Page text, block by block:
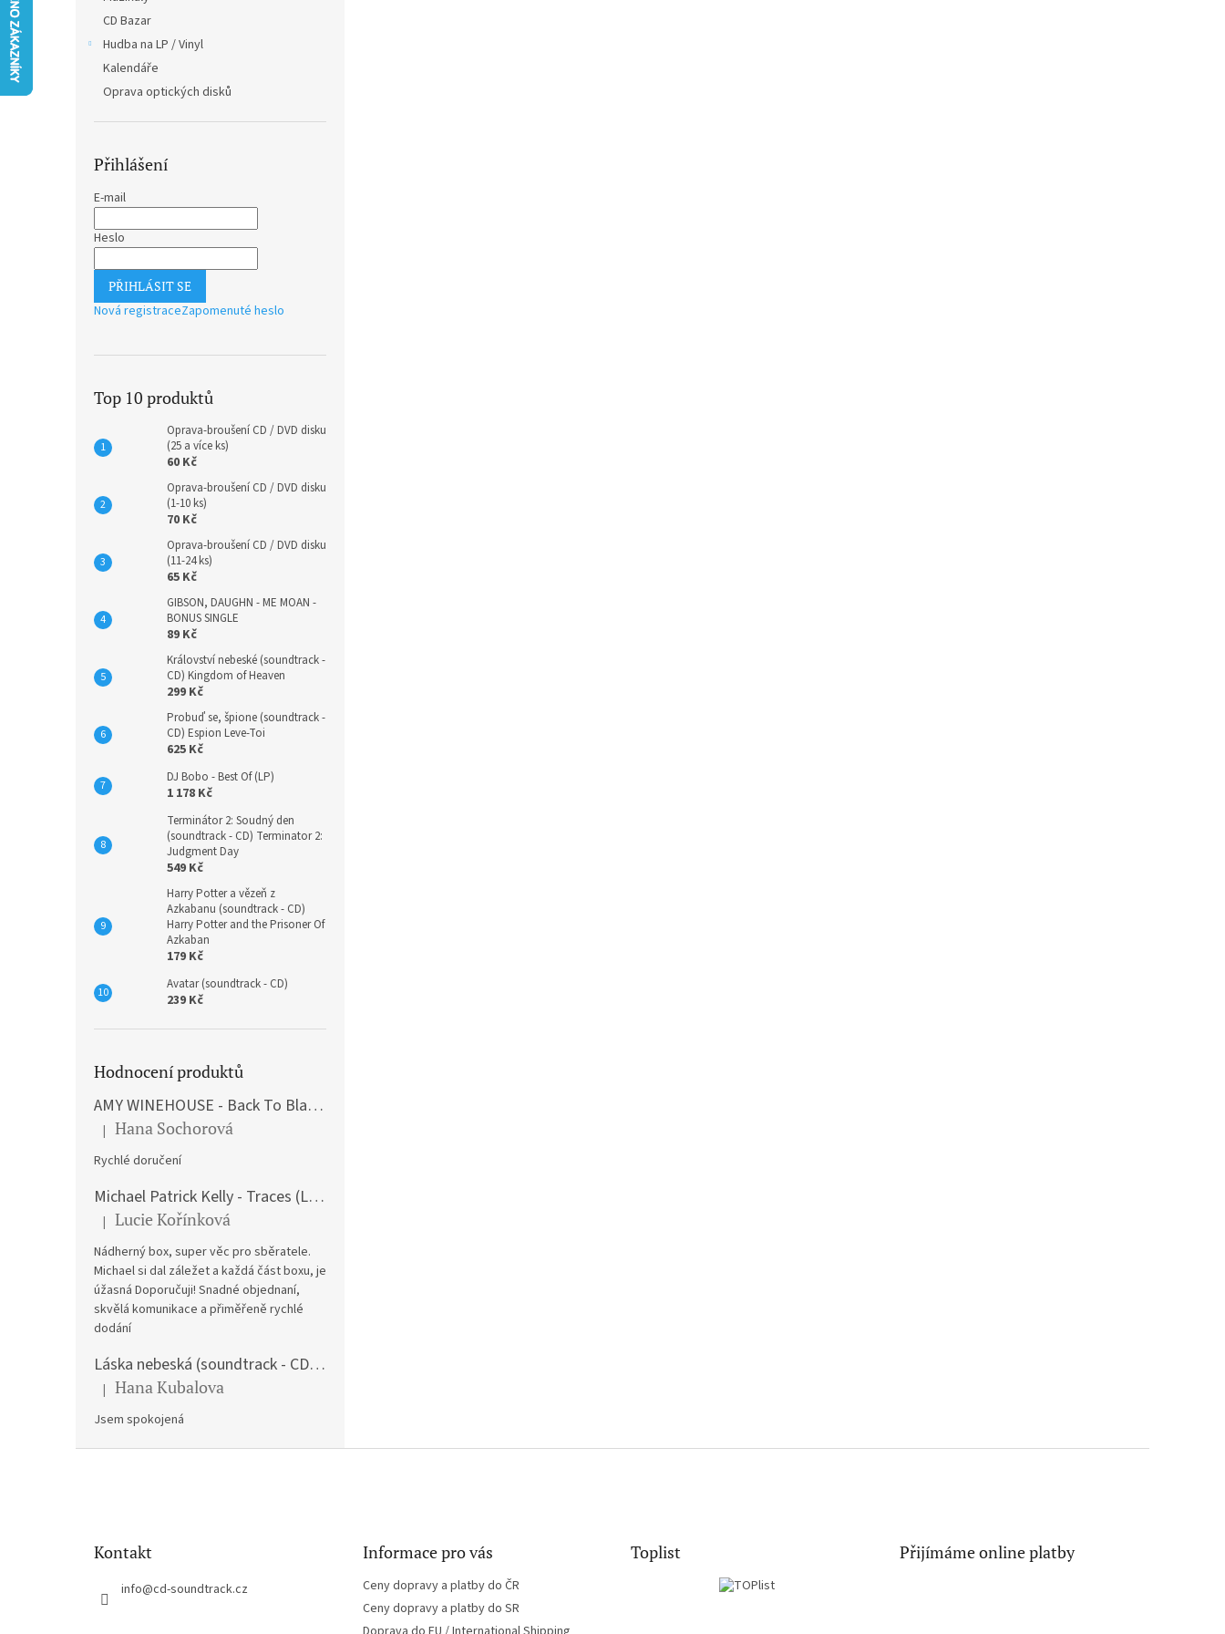
CD Bazar
Hudba na LP / Vinyl
Kalendáře
Oprava optických disků
Přihlášení
E-mail
Heslo
PŘIHLÁSIT SE
Nová registraceZapomenuté heslo
Top 10 produktů
Oprava-broušení CD / DVD disku
(25 a více ks)
60 Kč
Oprava-broušení CD / DVD disku
(1-10 ks)
70 Kč
Oprava-broušení CD / DVD disku
(11-24 ks)
65 Kč
GIBSON, DAUGHN - ME MOAN -
BONUS SINGLE
89 Kč
Království nebeské (soundtrack -
CD) Kingdom of Heaven
299 Kč
Probuď se, špione (soundtrack -
CD) Espion Leve-Toi
625 Kč
DJ Bobo - Best Of (LP)
1 178 Kč
Terminátor 2: Soudný den
(soundtrack - CD) Terminator 2:
Judgment Day
549 Kč
Harry Potter a vězeň z
Azkabanu (soundtrack - CD)
Harry Potter and the Prisoner Of
Azkaban
179 Kč
Avatar (soundtrack - CD)
239 Kč
Hodnocení produktů
AMY WINEHOUSE - Back To Black (LP)
Hodnocení produktu je 5 z 5 hvězdiček.
| Hana Sochorová
Rychlé doručení
Michael Patrick Kelly - Traces (Limited Edition) (Premium Box-Set) (LP)
Hodnocení produktu je 5 z 5 hvězdiček.
| Lucie Kořínková
Nádherný box, super věc pro sběratele.
Michael si dal záležet a každá část boxu, je
úžasná Doporučuji! Snadné objednaní,
skvělá komunikace a přiměřeně rychlé
dodání
Láska nebeská (soundtrack - CD) Love Actually
Hodnocení produktu je 5 z 5 hvězdiček.
| Hana Kubalova
Jsem spokojená
Kontakt
info@cd-soundtrack.cz
Informace pro vás
Ceny dopravy a platby do ČR
Ceny dopravy a platby do SR
Toplist Přijímáme online platby